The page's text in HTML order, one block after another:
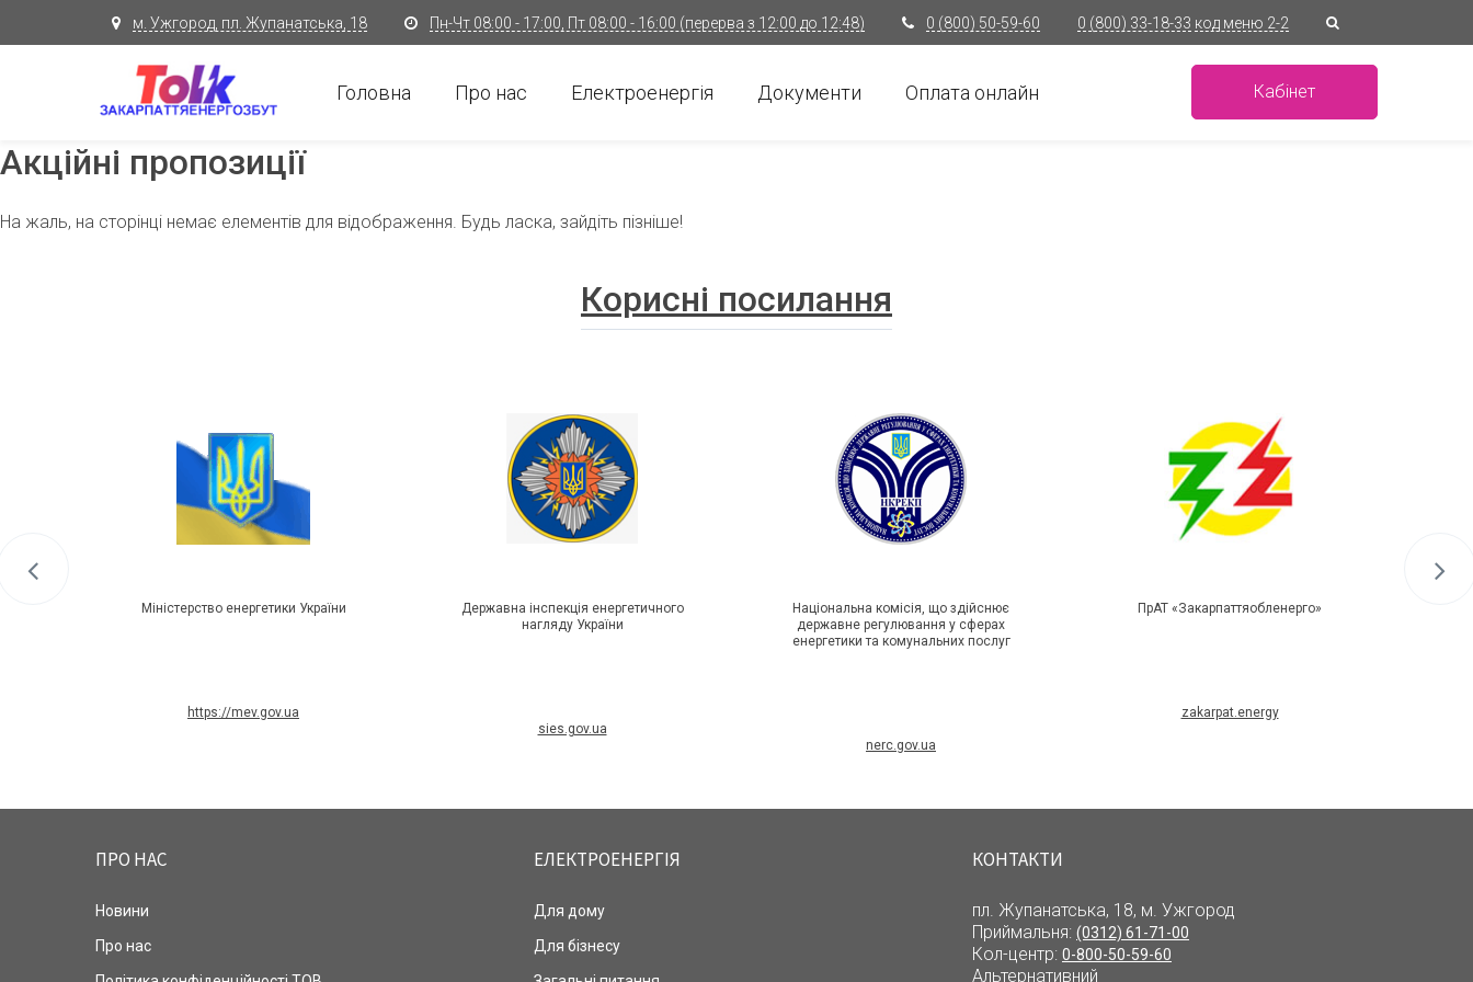
м. Ужгород, пл. Жупанатська, 18 Пн-Чт 08:00 - 17:00, Пт 08:00 - 16:00 (перерва з 12:00 до 12:48) 0 (800) 50-59-60 0 (800) 33-18-33 код меню 2-2
Головна Про нас Електроенергія Документи Оплата онлайн Кабінет
Акційні пропозиції
На жаль, на сторінці немає елементів для відображення. Будь ласка, зайдіть пізніше!
Корисні посилання
Міністерство енергетики України
https://mev.gov.ua
Державна інспекція енергетичного
нагляду України
sies.gov.ua
Національна комісія, що здійснює
державне регулювання у сферах
енергетики та комунальних послуг
nerc.gov.ua
ПрАТ «Закарпаттяобленерго»
zakarpat.energy
ПРО НАС
Новини
Про нас
ЕЛЕКТРОЕНЕРГІЯ
Для дому
Для бізнесу
КОНТАКТИ
пл. Жупанатська, 18, м. Ужгород
Приймальня: (0312) 61-71-00
Кол-центр: 0-800-50-59-60
Альтернативний